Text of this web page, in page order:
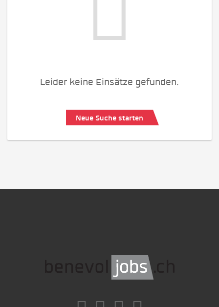
Leider keine Einsätze gefunden.
Neue Suche starten